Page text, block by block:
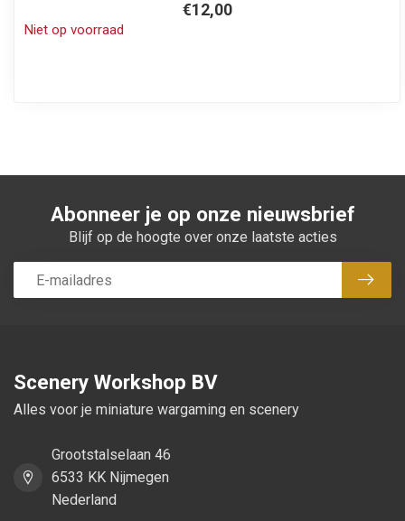
€12,00
Niet op voorraad
Abonneer je op onze nieuwsbrief
Blijf op de hoogte over onze laatste acties
Scenery Workshop BV
Alles voor je miniature wargaming en scenery
Grootstalselaan 46
6533 KK Nijmegen
Nederland